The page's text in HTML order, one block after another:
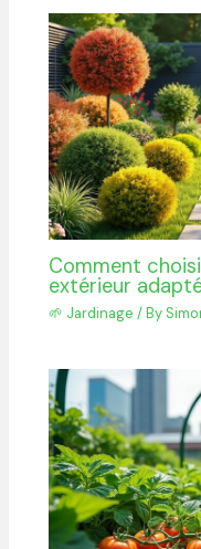
Comment
extérieur
🌱 Jardinage / By